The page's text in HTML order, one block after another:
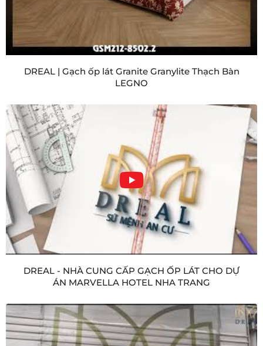
DREAL | Gạch ốp lát Granite Granylite Thạch Bàn
LEGNO
DREAL - NHÀ CUNG CẤP GẠCH ỐP LÁT CHO DỰ
ÁN MARVELLA HOTEL NHA TRANG